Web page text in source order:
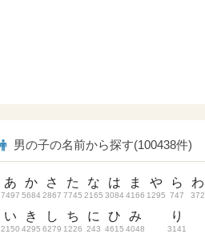
男の子の名前から探す(100438件)
あ
7497
い
2150
か
5684
き
4295
さ
2867
し
6279
た
7745
ち
1226
な
2165
に
243
は
3084
ひ
4615
ま
4166
み
4048
や
1295
ら
747
り
3141
わ
372